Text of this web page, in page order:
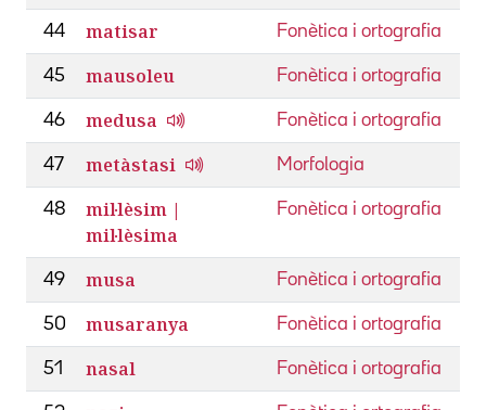
44 matisar Fonètica i ortografia
45 mausoleu Fonètica i ortografia
46 medusa Fonètica i ortografia
47 metàstasi Morfologia
48
mil·lèsim |
mil·lèsima
Fonètica i ortografia
49 musa Fonètica i ortografia
50 musaranya Fonètica i ortografia
51 nasal Fonètica i ortografia